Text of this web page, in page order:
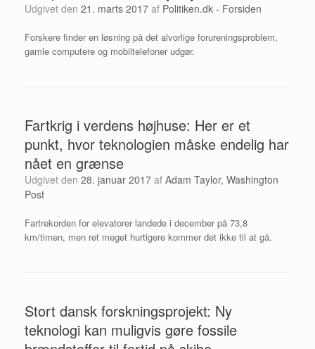
Udgivet den 21. marts 2017 af Politiken.dk - Forsiden
Forskere finder en løsning på det alvorlige forureningsproblem,
gamle computere og mobiltelefoner udgør.
Fartkrig i verdens højhuse: Her er et
punkt, hvor teknologien måske endelig har
nået en grænse
Udgivet den 28. januar 2017 af Adam Taylor, Washington
Post
Fartrekorden for elevatorer landede i december på 73,8
km/timen, men ret meget hurtigere kommer det ikke til at gå.
Stort dansk forskningsprojekt: Ny
teknologi kan muligvis gøre fossile